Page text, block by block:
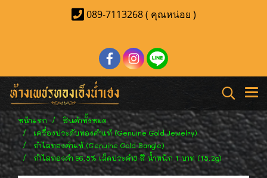
089-7113268 ( คุณหน่อย )
หน้าแรก
สินค้าทั้งหมด
เครื่องประดับทองคำแท้ (Genuine Gold Jewelry)
กำไลทองคำแท้ (Genuine Gold Bangle)
กำไลทองคำ 96.5% เม็ดประคำ3 สี น้ำหนัก 1 บาท (15.2g)